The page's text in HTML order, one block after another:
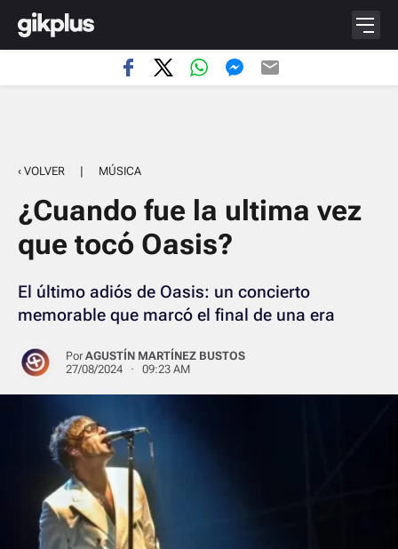
‹ VOLVER | MÚSICA
¿Cuando fue la ultima vez
que tocó Oasis?
El último adiós de Oasis: un concierto
memorable que marcó el final de una era
PorAGUSTÍN MARTÍNEZ BUSTOS
27/08/2024 · 09:23 AM